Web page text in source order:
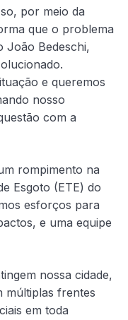
por meio da
que o problema
João Bedeschi,
e queremos
nosso
com a
rompimento na
Esgoto (ETE) do
esforços para
e uma equipe
nossa cidade,
múltiplas frentes
em toda